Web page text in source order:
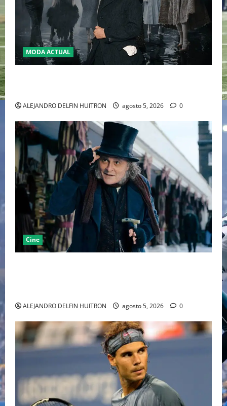
MODA ACTUAL
ALEJANDRO DELFIN HUITRON agosto 5, 2026 0
Cine
ALEJANDRO DELFIN HUITRON agosto 5, 2026 0